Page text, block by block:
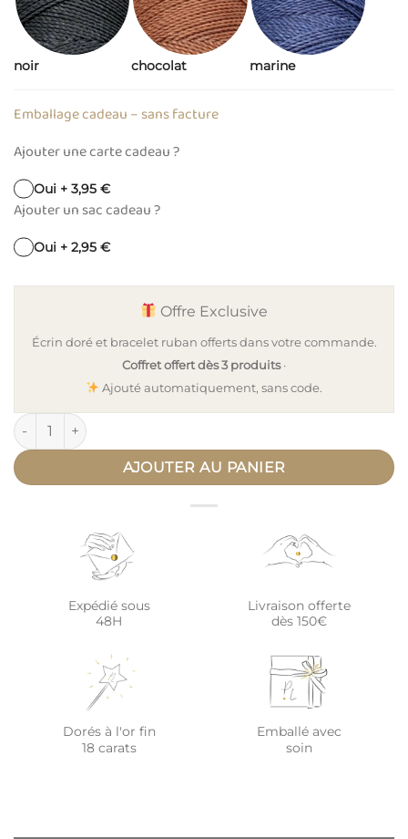
noir chocolat marine
Emballage cadeau – sans facture
Ajouter une carte cadeau ?
Oui + 3,95 €
Ajouter un sac cadeau ?
Oui + 2,95 €
Offre Exclusive
Écrin doré et bracelet ruban offerts dans votre commande.
Coffret offert dès 3 produits·
Ajouté automatiquement, sans code.
quantité de Bracelet personnalisé papa rectangulaire argent
AJOUTER AU PANIER
Expédié sous
48H
Livraison offerte
dès 150€
Dorés à l'or fin
18 carats
Emballé avec
soin